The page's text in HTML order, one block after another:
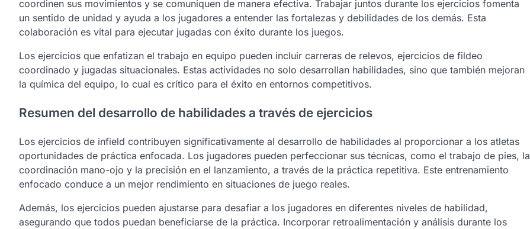
coordinen sus movimientos y se comuniquen de manera efectiva. Trabajar juntos durante los ejercicios fomenta
un sentido de unidad y ayuda a los jugadores a entender las fortalezas y debilidades de los demás. Esta
colaboración es vital para ejecutar jugadas con éxito durante los juegos.
Los ejercicios que enfatizan el trabajo en equipo pueden incluir carreras de relevos, ejercicios de fildeo
coordinado y jugadas situacionales. Estas actividades no solo desarrollan habilidades, sino que también mejoran
la química del equipo, lo cual es crítico para el éxito en entornos competitivos.
Resumen del desarrollo de habilidades a través de ejercicios
Los ejercicios de infield contribuyen significativamente al desarrollo de habilidades al proporcionar a los atletas
oportunidades de práctica enfocada. Los jugadores pueden perfeccionar sus técnicas, como el trabajo de pies, la
coordinación mano-ojo y la precisión en el lanzamiento, a través de la práctica repetitiva. Este entrenamiento
enfocado conduce a un mejor rendimiento en situaciones de juego reales.
Además, los ejercicios pueden ajustarse para desafiar a los jugadores en diferentes niveles de habilidad,
asegurando que todos puedan beneficiarse de la práctica. Incorporar retroalimentación y análisis durante los